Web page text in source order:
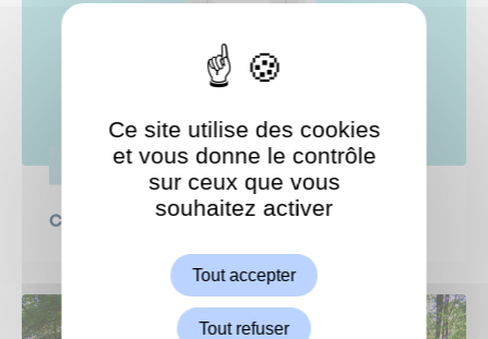
VIE PRATIQUE
Coupure d'eau en cours
ShareThis est désactivé.
Ce site utilise des cookies
et vous donne le contrôle
sur ceux que vous
souhaitez activer
Tout accepter
Tout refuser